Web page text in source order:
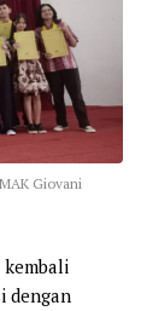
Giovani
kembali
dengan